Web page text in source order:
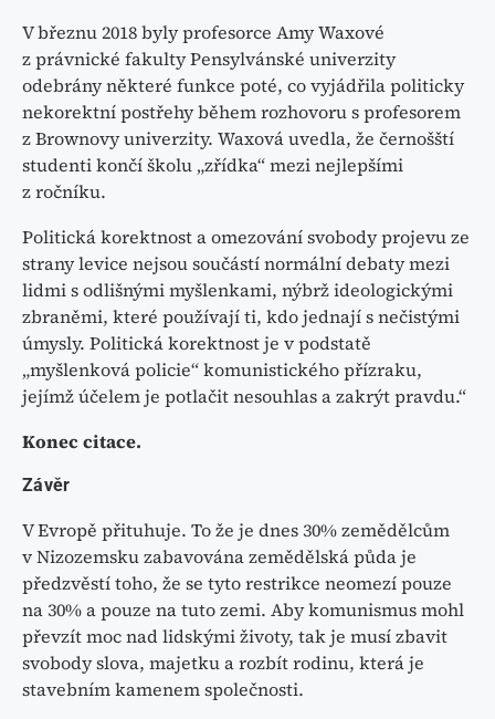
V březnu 2018 byly profesorce Amy Waxové
z právnické fakulty Pensylvánské univerzity
odebrány některé funkce poté, co vyjádřila politicky
nekorektní postřehy během rozhovoru s profesorem
z Brownovy univerzity. Waxová uvedla, že černošští
studenti končí školu „zřídka“ mezi nejlepšími
z ročníku.
Politická korektnost a omezování svobody projevu ze
strany levice nejsou součástí normální debaty mezi
lidmi s odlišnými myšlenkami, nýbrž ideologickými
zbraněmi, které používají ti, kdo jednají s nečistými
úmysly. Politická korektnost je v podstatě
„myšlenková policie“ komunistického přízraku,
jejímž účelem je potlačit nesouhlas a zakrýt pravdu.“
Konec citace.
Závěr
V Evropě přituhuje. To že je dnes 30% zemědělcům
v Nizozemsku zabavována zemědělská půda je
předzvěstí toho, že se tyto restrikce neomezí pouze
na 30% a pouze na tuto zemi. Aby komunismus mohl
převzít moc nad lidskými životy, tak je musí zbavit
svobody slova, majetku a rozbít rodinu, která je
stavebním kamenem společnosti.